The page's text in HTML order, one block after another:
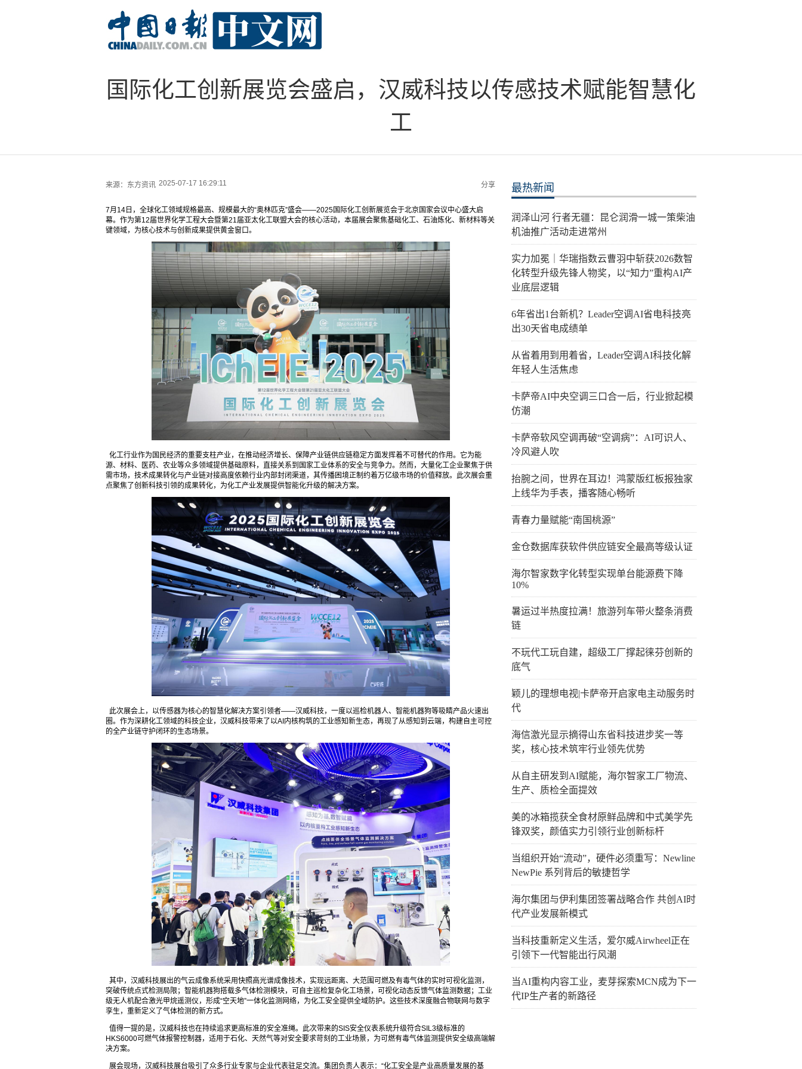
国际化工创新展览会盛启，汉威科技以传感技术赋能智慧化
工
来源： 东方资讯 2025-07-17 16:29:11 分享
7月14日，全球化工领域规格最高、规模最大的“奥林匹克”盛会——2025国际化工创新展览会于北京国家会议中心盛大启
幕。作为第12届世界化学工程大会暨第21届亚太化工联盟大会的核心活动，本届展会聚焦基础化工、石油炼化、新材料等关
键领域，为核心技术与创新成果提供黄金窗口。
化工行业作为国民经济的重要支柱产业，在推动经济增长、保障产业链供应链稳定方面发挥着不可替代的作用。它为能
源、材料、医药、农业等众多领域提供基础原料，直接关系到国家工业体系的安全与竞争力。然而，大量化工企业聚焦于供
需市场，技术成果转化与产业链对接高度依赖行业内部封闭渠道，其传播困境正制约着万亿级市场的价值释放。此次展会重
点聚焦了创新科技引领的成果转化，为化工产业发展提供智能化升级的解决方案。
此次展会上，以传感器为核心的智慧化解决方案引领者——汉威科技，一度以巡检机器人、智能机器狗等吸睛产品火速出
圈。作为深耕化工领域的科技企业，汉威科技带来了以AI内核构筑的工业感知新生态，再现了从感知到云端，构建自主可控
的全产业链守护闭环的生态场景。
其中，汉威科技展出的气云成像系统采用快照高光谱成像技术，实现远距离、大范围可燃及有毒气体的实时可视化监测，
突破传统点式检测局限；智能机器狗搭载多气体检测模块，可自主巡检复杂化工场景，可视化动态反馈气体监测数据；工业
级无人机配合激光甲烷遥测仪，形成“空天地”一体化监测网络，为化工安全提供全域防护。这些技术深度融合物联网与数字
孪生，重新定义了气体检测的新方式。
值得一提的是，汉威科技也在持续追求更高标准的安全准绳。此次带来的SIS安全仪表系统升级符合SIL3级标准的
HKS6000可燃气体报警控制器，适用于石化、天然气等对安全要求苛刻的工业场景，为可燃有毒气体监测提供安全级高端解
决方案。
展会现场，汉威科技展台吸引了众多行业专家与企业代表驻足交流。集团负责人表示：“化工安全是产业高质量发展的基
最热新闻
​润泽山河 行者无疆：昆仑润滑一城一策柴油
机油推广活动走进常州
实力加冕｜华瑞指数云曹羽中斩获2026数智
化转型升级先锋人物奖，以“知力”重构AI产
业底层逻辑
6年省出1台新机？Leader空调AI省电科技亮
出30天省电成绩单
从省着用到用着省，Leader空调AI科技化解
年轻人生活焦虑
卡萨帝AI中央空调三口合一后，行业掀起模
仿潮
卡萨帝软风空调再破“空调病”：AI可识人、
冷风避人吹
抬腕之间，世界在耳边！鸿蒙版红板报独家
上线华为手表，播客随心畅听
青春力量赋能“南国桃源”
金仓数据库获软件供应链安全最高等级认证
海尔智家数字化转型实现单台能源费下降
10%
暑运过半热度拉满！旅游列车带火整条消费
链
不玩代工玩自建，超级工厂撑起徕芬创新的
底气
颖儿的理想电视|卡萨帝开启家电主动服务时
代
海信激光显示摘得山东省科技进步奖一等
奖，核心技术筑牢行业领先优势
从自主研发到AI赋能，海尔智家工厂物流、
生产、质检全面提效
美的冰箱揽获全食材原鲜品牌和中式美学先
锋双奖，颜值实力引领行业创新标杆
当组织开始“流动”，硬件必须重写：Newline
NewPie 系列背后的敏捷哲学
海尔集团与伊利集团签署战略合作 共创AI时
代产业发展新模式
当科技重新定义生活，爱尔威Airwheel正在
引领下一代智能出行风潮
当AI重构内容工业，麦芽探索MCN成为下一
代IP生产者的新路径